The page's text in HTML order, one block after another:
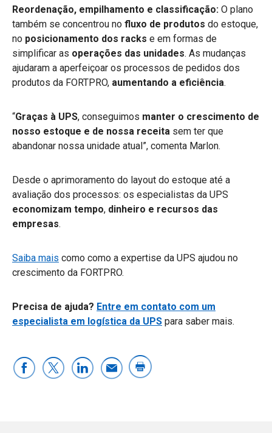
Reordenação, empilhamento e classificação: O plano
também se concentrou no fluxo de produtos do estoque,
no posicionamento dos racks e em formas de
simplificar as operações das unidades. As mudanças
ajudaram a aperfeiçoar os processos de pedidos dos
produtos da FORTPRO, aumentando a eficiência.
“Graças à UPS, conseguimos manter o crescimento de
nosso estoque e de nossa receita sem ter que
abandonar nossa unidade atual”, comenta Marlon.
Desde o aprimoramento do layout do estoque até a
avaliação dos processos: os especialistas da UPS
economizam tempo, dinheiro e recursos das
empresas.
Saiba mais como como a expertise da UPS ajudou no
crescimento da FORTPRO.
Precisa de ajuda? Entre em contato com um
especialista em logística da UPS para saber mais.